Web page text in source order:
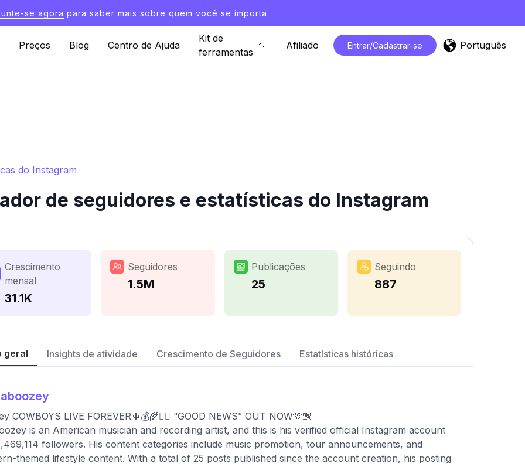
se agora para saber mais sobre quem você se importa
Preços Blog Centro de Ajuda
Kit de
ferramentas
Afiliado Entrar/Cadastrar-se Português
do Instagram
de seguidores e estatísticas do Instagram
Crescimento
mensal
31.1K
Seguidores
1.5M
Publicações
25
Seguindo
887
geral Insights de atividade Crescimento de Seguidores Estatísticas históricas
COWBOYS LIVE FOREVER🌵💰🌾❤️‍🔥 “GOOD NEWS” OUT NOW🫶🏾
is an American musician and recording artist, and this is his verified official Instagram account
followers. His content categories include music promotion, tour announcements, and
themed lifestyle content. With a total of 25 posts published since the account creation, his posting